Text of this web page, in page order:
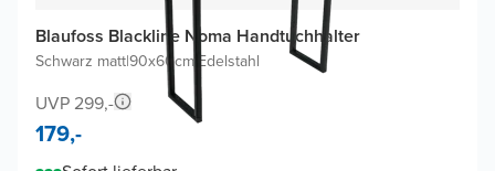
Blaufoss Blackline Noma Handtuchhalter
Schwarz matt|90x60cm Edelstahl
UVP 299,-
179,-